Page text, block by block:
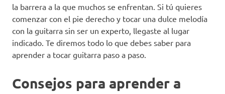
la barrera a la que muchos se enfrentan. Si tú quieres
comenzar con el pie derecho y tocar una dulce melodía
con la guitarra sin ser un experto, llegaste al lugar
indicado. Te diremos todo lo que debes saber para
aprender a tocar guitarra paso a paso.
Consejos para aprender a